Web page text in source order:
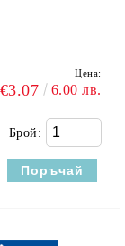
Цена:
€3.07 6.00 лв.
Брой: